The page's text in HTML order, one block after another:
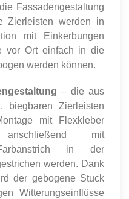
Fassadengestaltung
Zierleisten werden in
mit Einkerbungen
vor Ort einfach in die
werden können.
– die aus
biegbaren Zierleisten
mit Flexkleber
mit
in der
werden. Dank
der gebogene Stuck
Witterungseinflüsse